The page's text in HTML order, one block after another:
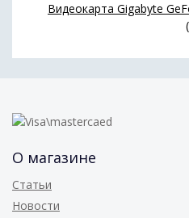
Видеокарта Gigabyte
О магазине
Статьи
Новости